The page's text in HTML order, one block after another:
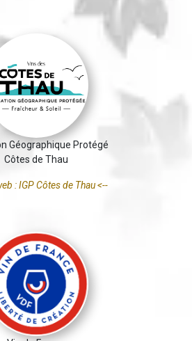
Géographique Protégé
Côtes de Thau
: IGP Côtes de Thau <--